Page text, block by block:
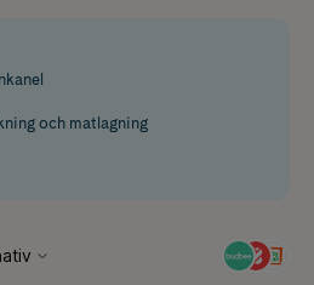
och matlagning